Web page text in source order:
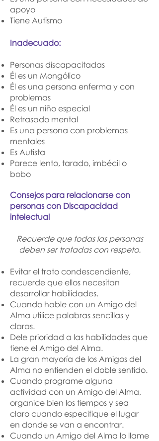
apoyo
Tiene Autismo
Inadecuado:
Personas discapacitadas
Él es un Mongólico
Él es una persona enferma y con
problemas
Él es un niño especial
Retrasado mental
Es una persona con problemas
mentales
Es Autista
Parece lento, tarado, imbécil o
bobo
Consejos para relacionarse con
personas con Discapacidad
intelectual
Recuerde que todas las personas
deben ser tratadas con respeto.
Evitar el trato condescendiente,
recuerde que ellos necesitan
desarrollar habilidades.
Cuando hable con un Amigo del
Alma utilice palabras sencillas y
claras.
Dele prioridad a las habilidades que
tiene el Amigo del Alma.
La gran mayoría de los Amigos del
Alma no entienden el doble sentido.
Cuando programe alguna
actividad con un Amigo del Alma,
organice bien los tiempos y sea
claro cuando especifique el lugar
en donde se van a encontrar.
Cuando un Amigo del Alma lo llame